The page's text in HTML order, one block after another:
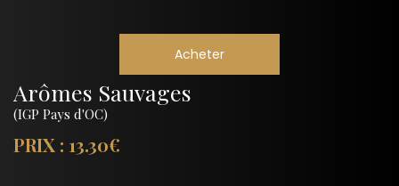
Acheter
Arômes Sauvages
(IGP Pays d'OC)
PRIX : 13.30€